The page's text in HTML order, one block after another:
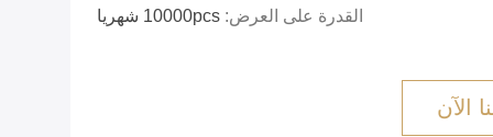
القدرة على العرض: 10000pcs شهريا
الآن